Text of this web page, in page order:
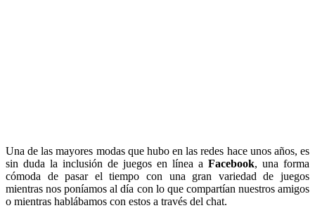
Una de las mayores modas que hubo en las redes hace unos años, es
sin duda la inclusión de juegos en línea a Facebook, una forma
cómoda de pasar el tiempo con una gran variedad de juegos
mientras nos poníamos al día con lo que compartían nuestros amigos
o mientras hablábamos con estos a través del chat.